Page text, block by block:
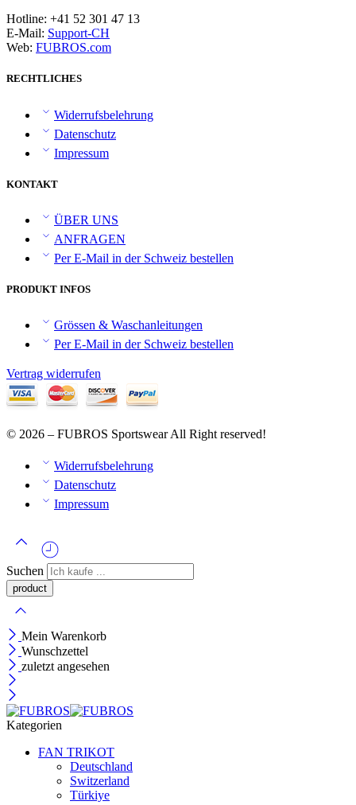
Hotline: +41 52 301 47 13
E-Mail: Support-CH
Web: FUBROS.com
RECHTLICHES
Widerrufsbelehrung
Datenschutz
Impressum
KONTAKT
ÜBER UNS
ANFRAGEN
Per E-Mail in der Schweiz bestellen
PRODUKT INFOS
Grössen & Waschanleitungen
Per E-Mail in der Schweiz bestellen
Vertrag widerrufen
© 2026 – FUBROS Sportswear All Right reserved!
Widerrufsbelehrung
Datenschutz
Impressum
Suchen
Mein Warenkorb
Wunschzettel
zuletzt angesehen
Kategorien
FAN TRIKOT
Deutschland
Switzerland
Türkiye